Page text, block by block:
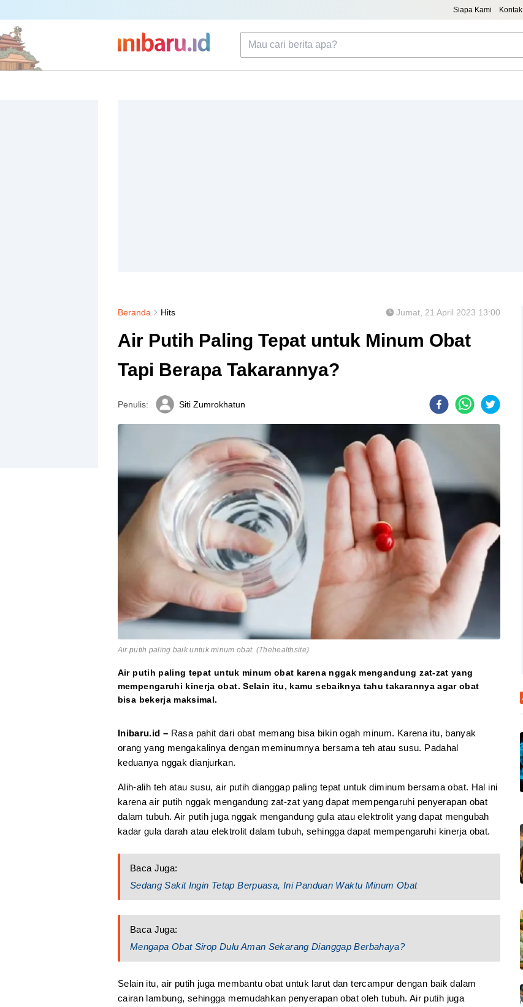
Siapa Kami Kontak
Beranda Hits Jumat, 21 April 2023 13:00
Air Putih Paling Tepat untuk Minum Obat
Tapi Berapa Takarannya?
Penulis: Siti Zumrokhatun
Air putih paling baik untuk minum obat. (Thehealthsite)
Air putih paling tepat untuk minum obat karena nggak mengandung zat-zat yang
mempengaruhi kinerja obat. Selain itu, kamu sebaiknya tahu takarannya agar obat
bisa bekerja maksimal.
Inibaru.id – Rasa pahit dari obat memang bisa bikin ogah minum. Karena itu, banyak
orang yang mengakalinya dengan meminumnya bersama teh atau susu. Padahal
keduanya nggak dianjurkan.
Alih-alih teh atau susu, air putih dianggap paling tepat untuk diminum bersama obat. Hal ini
karena air putih nggak mengandung zat-zat yang dapat mempengaruhi penyerapan obat
dalam tubuh. Air putih juga nggak mengandung gula atau elektrolit yang dapat mengubah
kadar gula darah atau elektrolit dalam tubuh, sehingga dapat mempengaruhi kinerja obat.
Baca Juga:
Sedang Sakit Ingin Tetap Berpuasa, Ini Panduan Waktu Minum Obat
Baca Juga:
Mengapa Obat Sirop Dulu Aman Sekarang Dianggap Berbahaya?
Selain itu, air putih juga membantu obat untuk larut dan tercampur dengan baik dalam
cairan lambung, sehingga memudahkan penyerapan obat oleh tubuh. Air putih juga